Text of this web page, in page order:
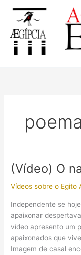
conteúdo
(Vídeo) O
Vídeos sobre o Egito
Independente se
apaixonar
vídeo apresento um
apaixonados que
Imagem de casal